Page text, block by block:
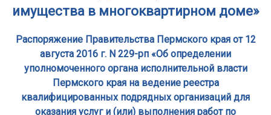
имущества в многоквартирном доме»
Распоряжение Правительства Пермского края от 12
августа 2016 г. N 229-рп «Об определении
уполномоченного органа исполнительной власти
Пермского края на ведение реестра
квалифицированных подрядных организаций для
оказания услуг и (или) выполнения работ по